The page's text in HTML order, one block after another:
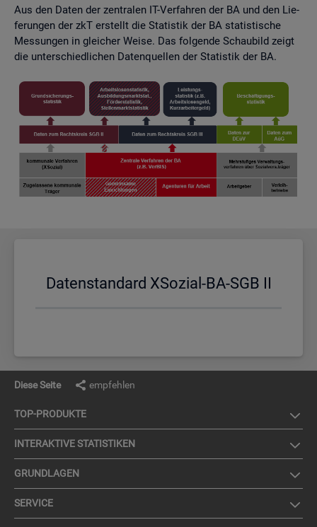
Aus den Daten der zen­tra­len IT-Ver­fah­ren der BA und den Lie­
fe­run­gen der zkT er­stellt die Sta­tis­tik der BA sta­tis­ti­sche
Mes­sun­gen in glei­cher Weise. Das fol­gen­de Schau­bild zeigt
die un­ter­schied­li­chen Da­ten­quel­len der Sta­tis­tik der BA.
Da­ten­stan­dard XSo­zi­al-BA-SGB II
Diese Seite empfehlen
TOP-PRO­DUK­TE
IN­TER­AK­TI­VE STA­TIS­TI­KEN
GRUND­LA­GEN
SER­VICE